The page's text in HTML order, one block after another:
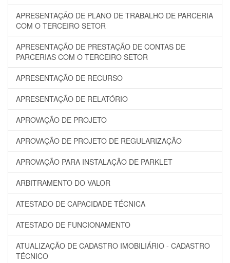
APRESENTAÇÃO DE PLANO DE TRABALHO DE PARCERIA
COM O TERCEIRO SETOR
APRESENTAÇÃO DE PRESTAÇÃO DE CONTAS DE
PARCERIAS COM O TERCEIRO SETOR
APRESENTAÇÃO DE RECURSO
APRESENTAÇÃO DE RELATÓRIO
APROVAÇÃO DE PROJETO
APROVAÇÃO DE PROJETO DE REGULARIZAÇÃO
APROVAÇÃO PARA INSTALAÇÃO DE PARKLET
ARBITRAMENTO DO VALOR
ATESTADO DE CAPACIDADE TÉCNICA
ATESTADO DE FUNCIONAMENTO
ATUALIZAÇÃO DE CADASTRO IMOBILIÁRIO - CADASTRO
TÉCNICO